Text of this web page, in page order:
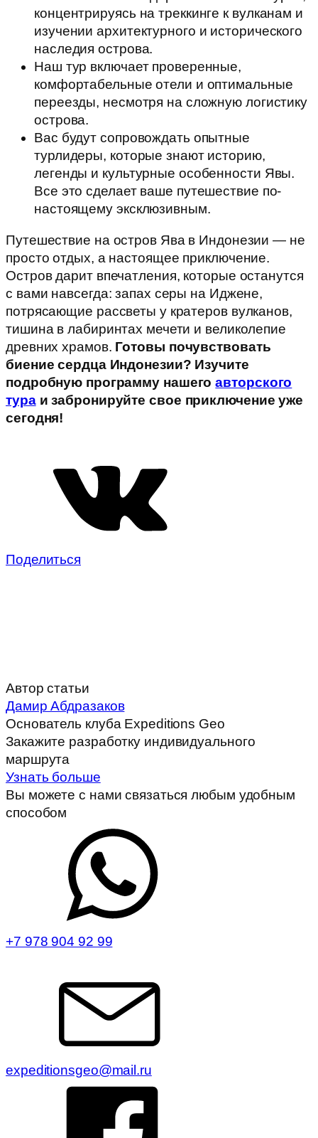
концентрируясь на треккинге к вулканам и
изучении архитектурного и исторического
наследия острова.
Наш тур включает проверенные,
комфортабельные отели и оптимальные
переезды, несмотря на сложную логистику
острова.
Вас будут сопровождать опытные
турлидеры, которые знают историю,
легенды и культурные особенности Явы.
Все это сделает ваше путешествие по-
настоящему эксклюзивным.
Путешествие на остров Ява в Индонезии — не
просто отдых, а настоящее приключение.
Остров дарит впечатления, которые останутся
с вами навсегда: запах серы на Иджене,
потрясающие рассветы у кратеров вулканов,
тишина в лабиринтах мечети и великолепие
древних храмов. Готовы почувствовать
биение сердца Индонезии? Изучите
подробную программу нашегоавторского
тураи забронируйте свое приключение уже
сегодня!
Поделиться
Автор статьи
Дамир Абдразаков
Основатель клуба Expeditions Geo
Закажите разработку индивидуального
маршрута
Узнать больше
Вы можете с нами связаться любым удобным
способом
+7 978 904 92 99
expeditionsgeo@mail.ru